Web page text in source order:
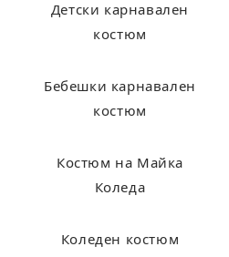
Детски карнавален
костюм
Бебешки карнавален
костюм
Костюм на Майка
Коледа
Коледен костюм